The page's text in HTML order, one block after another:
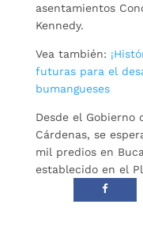
asentamientos
Kennedy.
Vea también:
futuras para el
bumangueses
Desde el Gobierno
Cárdenas, se
mil predios en
establecido en el